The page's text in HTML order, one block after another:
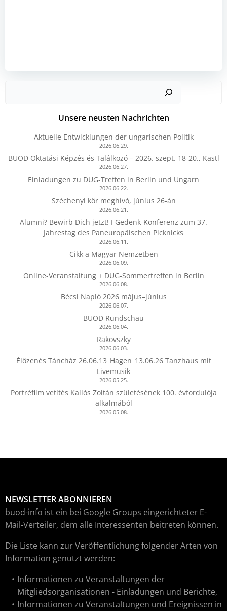
Unsere neusten Nachrichten
Aktuelle Entwicklungen der ungarischen Politik
2026.06.29.
BUOD Oktatási Képzés és Találkozó – 2026. szept. 18-20., Kastl
2026.06.27.
Einladungen zu DUG-Treffen in Berlin und Ungarn
2026.06.22.
Széchenyi kör meghívó, június 26-án
2026.06.21.
Alumni? Bewirb Dich jetzt! I Gedenk-Konferenz zum 37.
Jahrestag des Paneuropäischen Picknicks
2026.06.11.
Cikk a Magyar Nemzetben
2026.06.09.
Online-Veranstaltung + DUG-Sommertreffen in Berlin
2026.06.08.
Bécsi Napló 2026 május–június
2026.06.07.
BUOD Rundschau
2026.06.04.
Rakovszky
2026.06.03.
Élőzenés Táncház 26.06.13_Hagen_13.06.26 Tanzhaus mit
Livemusik
2026.05.25.
Portréfilm vetítés Kallós Zoltán születésének 100. évfordulója
alkalmából
2026.05.08.
NEWSLETTER ABONNIEREN
buod-info ist ein bei Google Groups eingerichteter E-
Mail-Verteiler, dem alle Interessenten beitreten können.
Die Liste kann zur Veröffentlichung folgender Arten von
Information genutzt werden:
Informationen zu Veranstaltungen der
Mitgliedsorganisationen - Einladungen und Berichte,
Informationen zu Veranstaltungen und Ereignissen in